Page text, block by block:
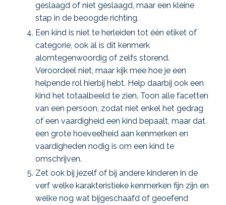
geslaagd of niet geslaagd, maar een kleine
stap in de beoogde richting.
Een kind is niet te herleiden tot één etiket of
categorie, ook al is dit kenmerk
alomtegenwoordig of zelfs storend.
Veroordeel niet, maar kijk mee hoe je een
helpende rol hierbij hebt. Help daarbij ook een
kind het totaalbeeld te zien. Toon alle facetten
van een persoon, zodat niet enkel het gedrag
of een vaardigheid een kind bepaalt, maar dat
een grote hoeveelheid aan kenmerken en
vaardigheden nodig is om een kind te
omschrijven.
Zet ook bij jezelf of bij andere kinderen in de
verf welke karakteristieke kenmerken fijn zijn en
welke nog wat bijgeschaafd of geoefend